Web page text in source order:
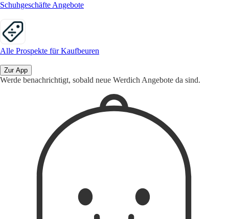
Schuhgeschäfte Angebote
Alle Prospekte für Kaufbeuren
Zur App
Werde benachrichtigt, sobald neue Werdich Angebote da sind.